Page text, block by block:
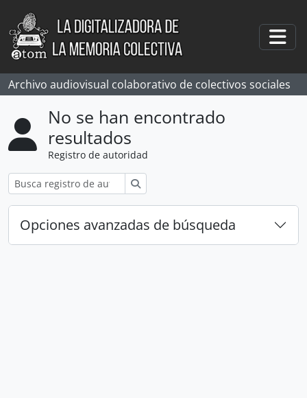
Skip to main content
Archivo audiovisual colaborativo de colectivos sociales
No se han encontrado
resultados
Registro de autoridad
Opciones avanzadas de búsqueda